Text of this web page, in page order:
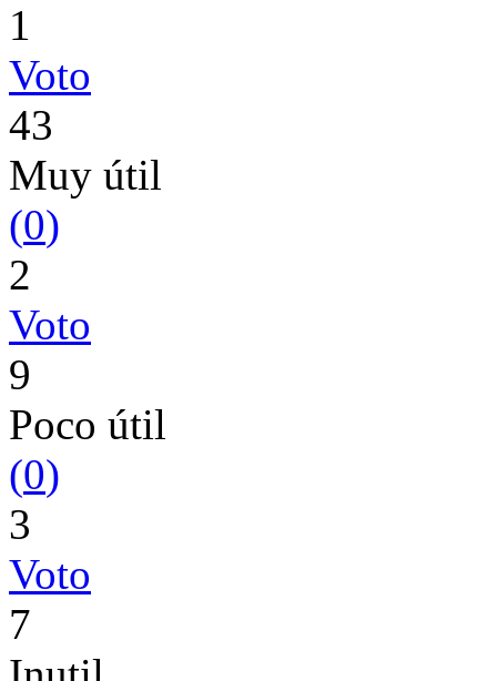
1
Voto
43
Muy útil
(0)
2
Voto
9
Poco útil
(0)
3
Voto
7